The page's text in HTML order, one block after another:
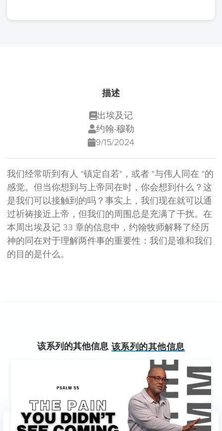
描述
出埃及记
约翰-穆勒
9/15/2024
我们经常听到有人 "镇定自若"，或者 "与伟人同在 "的
感觉。但当你想到与上帝同在时，你会想到什么？这
是我们可以接触到的吗？事实上，我们现在就可以通
过祈祷接近上帝，但我们的周围总是充满了干扰。在
本周出埃及记 33 章的信息中，约翰牧师解释了经历
神的同在对于理解两件事的重要性：我们是谁和我们
的目的是什么。
该系列的其他信息该系列的其他信息